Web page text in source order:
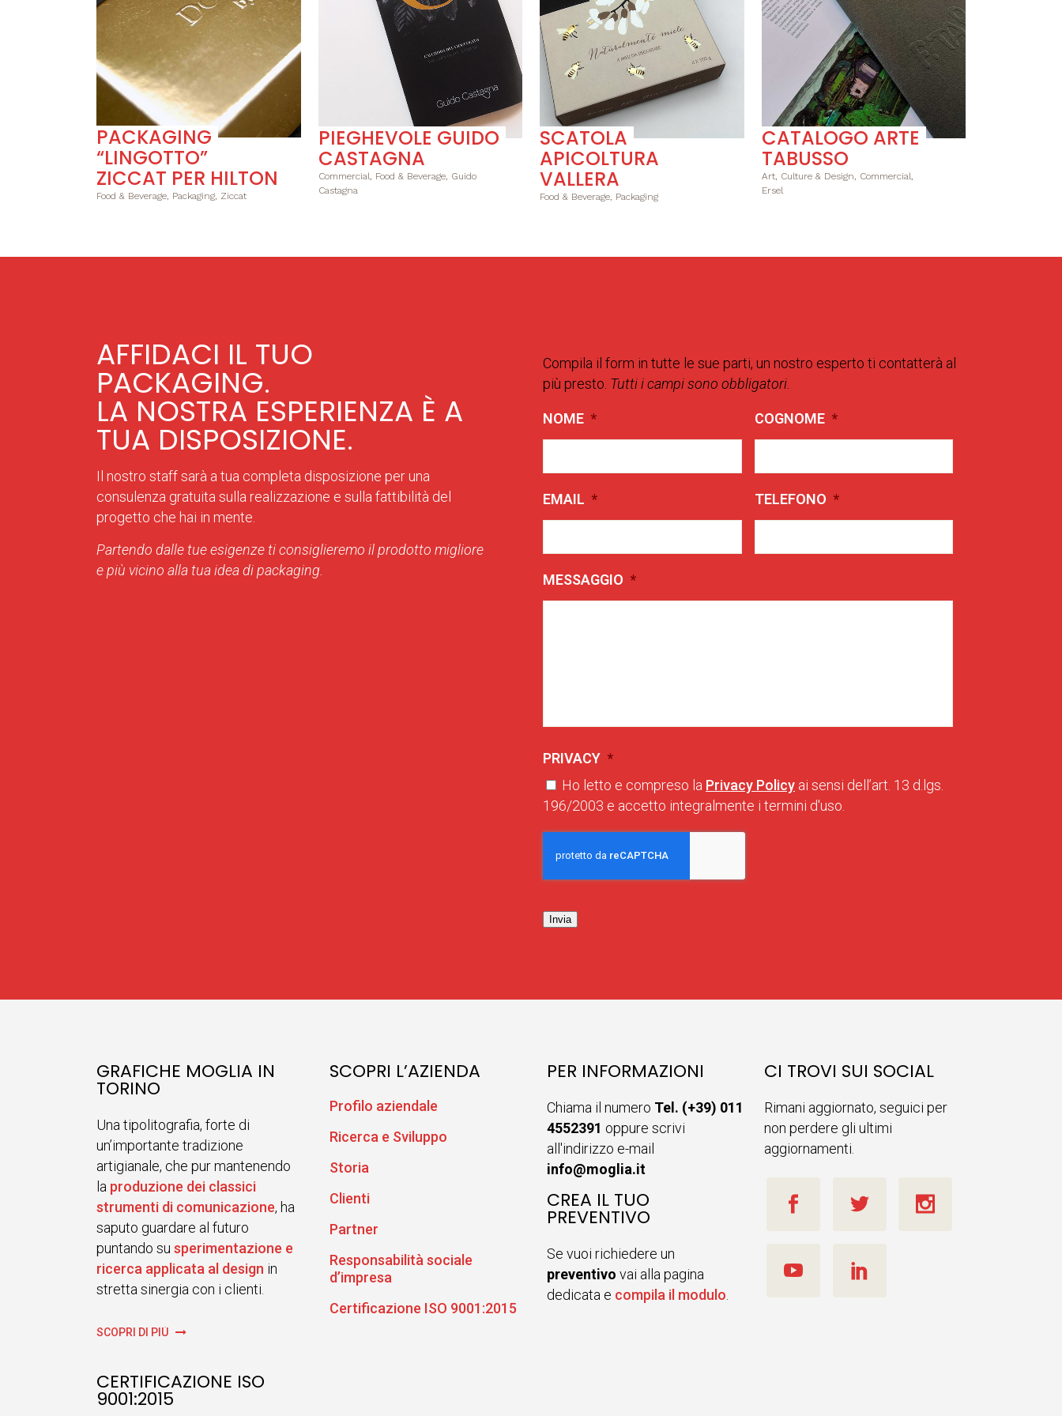
PACKAGING
“LINGOTTO”
ZICCAT PER HILTON
Food & Beverage, Packaging, Ziccat
PIEGHEVOLE GUIDO
CASTAGNA
Commercial, Food & Beverage, Guido
Castagna
SCATOLA
APICOLTURA
VALLERA
Food & Beverage, Packaging
CATALOGO ARTE
TABUSSO
Art, Culture & Design, Commercial,
Ersel
AFFIDACI IL TUO
PACKAGING.
LA NOSTRA ESPERIENZA È A
TUA DISPOSIZIONE.
Il nostro staff sarà a tua completa disposizione per una
consulenza gratuita sulla realizzazione e sulla fattibilità del
progetto che hai in mente.
Partendo dalle tue esigenze ti consiglieremo il prodotto migliore
e più vicino alla tua idea di packaging.
Compila il form in tutte le sue parti, un nostro esperto ti contatterà al
più presto. Tutti i campi sono obbligatori.
NOME * COGNOME *
EMAIL * TELEFONO *
MESSAGGIO *
PRIVACY *
Ho letto e compreso la Privacy Policy ai sensi dell’art. 13 d.lgs.
196/2003 e accetto integralmente i termini d'uso.
Invia
GRAFICHE MOGLIA IN
TORINO
Una tipolitografia, forte di
un’importante tradizione
artigianale, che pur mantenendo
la produzione dei classici
strumenti di comunicazione, ha
saputo guardare al futuro
puntando su sperimentazione e
ricerca applicata al design in
stretta sinergia con i clienti.
SCOPRI DI PIÙ
CERTIFICAZIONE ISO
9001:2015
SCOPRI L’AZIENDA
Profilo aziendale
Ricerca e Sviluppo
Storia
Clienti
Partner
Responsabilità sociale
d’impresa
Certificazione ISO 9001:2015
PER INFORMAZIONI
Chiama il numero Tel. (+39) 011
4552391 oppure scrivi
all'indirizzo e-mail
info@moglia.it
CREA IL TUO
PREVENTIVO
Se vuoi richiedere un
preventivo vai alla pagina
dedicata e compila il modulo.
CI TROVI SUI SOCIAL
Rimani aggiornato, seguici per
non perdere gli ultimi
aggiornamenti.